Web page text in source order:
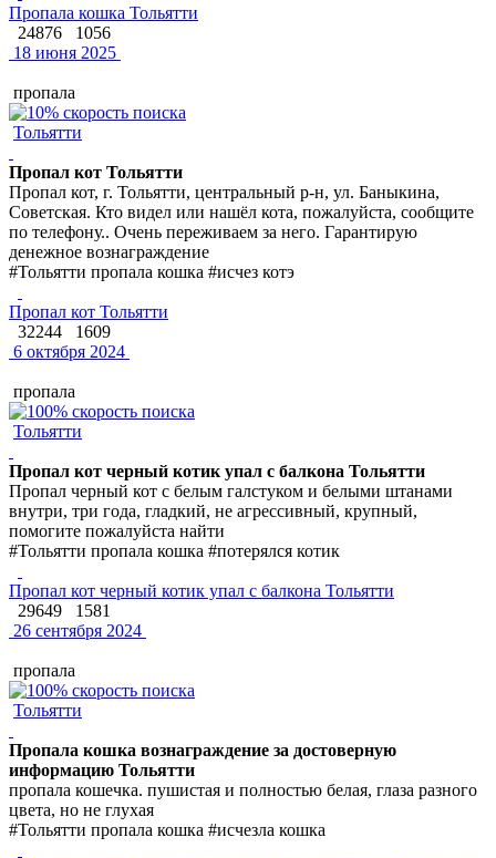
Пропала кошка Тольятти
24876
1056
18 июня 2025
пропала
Тольятти
Пропал кот Тольятти
Пропал кот, г. Тольятти, центральный р-н, ул. Баныкина,
Советская. Кто видел или нашёл кота, пожалуйста, сообщите
по телефону.. Очень переживаем за него. Гарантирую
денежное вознаграждение
#Тольятти пропала кошка #исчез котэ
Пропал кот Тольятти
32244
1609
6 октября 2024
пропала
Тольятти
Пропал кот черный котик упал с балкона Тольятти
Пропал черный кот с белым галстуком и белыми штанами
внутри, три года, гладкий, не агрессивный, крупный,
помогите пожалуйста найти
#Тольятти пропала кошка #потерялся котик
Пропал кот черный котик упал с балкона Тольятти
29649
1581
26 сентября 2024
пропала
Тольятти
Пропала кошка вознаграждение за достоверную
информацию Тольятти
пропала кошечка. пушистая и полностью белая, глаза разного
цвета, но не глухая
#Тольятти пропала кошка #исчезла кошка